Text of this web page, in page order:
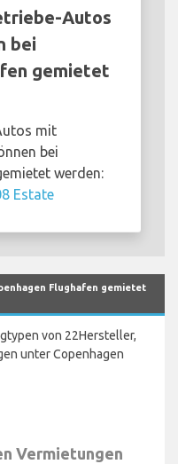
Autos
bei
gemietet
mit
bei
werden:
Estate
Flughafen gemietet
von 22Hersteller,
unter Copenhagen
Vermietungen